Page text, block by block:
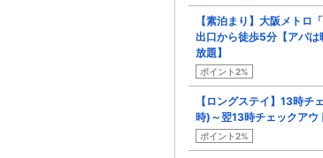
【素泊まり】大阪メトロ
出口から徒歩5分【アパは
放題】
ポイント2%
【ロングステイ】13時チ
時)～翌13時チェックアウ
ポイント2%